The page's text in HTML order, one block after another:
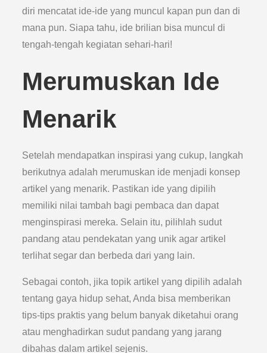
diri mencatat ide-ide yang muncul kapan pun dan di
mana pun. Siapa tahu, ide brilian bisa muncul di
tengah-tengah kegiatan sehari-hari!
Merumuskan Ide
Menarik
Setelah mendapatkan inspirasi yang cukup, langkah
berikutnya adalah merumuskan ide menjadi konsep
artikel yang menarik. Pastikan ide yang dipilih
memiliki nilai tambah bagi pembaca dan dapat
menginspirasi mereka. Selain itu, pilihlah sudut
pandang atau pendekatan yang unik agar artikel
terlihat segar dan berbeda dari yang lain.
Sebagai contoh, jika topik artikel yang dipilih adalah
tentang gaya hidup sehat, Anda bisa memberikan
tips-tips praktis yang belum banyak diketahui orang
atau menghadirkan sudut pandang yang jarang
dibahas dalam artikel sejenis.